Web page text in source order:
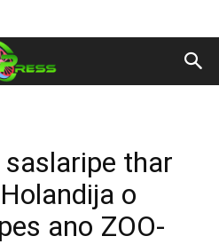
thar
o
ano ZOO-